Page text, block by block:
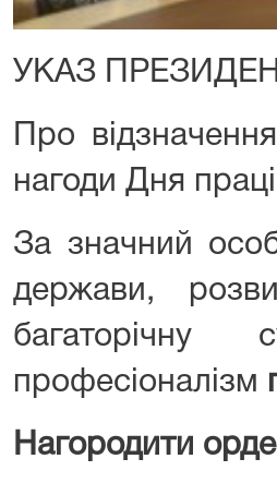
УКАЗ
Про
нагоди Дня
За значний
держави,
професіоналізм
Нагородити